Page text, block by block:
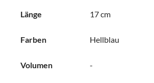
Länge 17 cm
Farben Hellblau
Volumen -